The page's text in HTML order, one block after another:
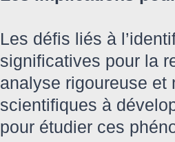
Les défis liés à
significatives pour la
analyse rigoureuse et
scientifiques à
pour étudier ces